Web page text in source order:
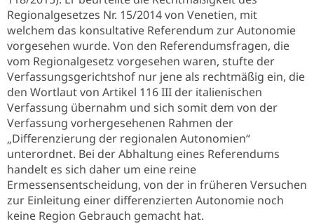
Regionalgesetzes Nr. 15/2014 von Venetien, mit
welchem das konsultative Referendum zur Autonomie
vorgesehen wurde. Von den Referendumsfragen, die
vom Regionalgesetz vorgesehen waren, stufte der
Verfassungsgerichtshof nur jene als rechtmäßig ein, die
den Wortlaut von Artikel 116 III der italienischen
Verfassung übernahm und sich somit dem von der
Verfassung vorhergesehenen Rahmen der
„Differenzierung der regionalen Autonomien“
unterordnet. Bei der Abhaltung eines Referendums
handelt es sich daher um eine reine
Ermessensentscheidung, von der in früheren Versuchen
zur Einleitung einer differenzierten Autonomie noch
keine Region Gebrauch gemacht hat.